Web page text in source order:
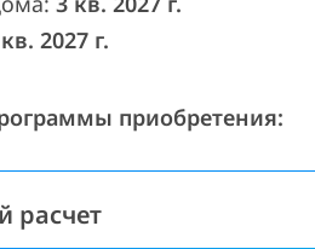
2027 г.
приобретения:
расчет